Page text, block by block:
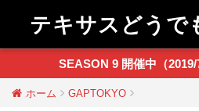
テキサスどうで
SEASON 9 開催中（2019/
ホーム GAPTOKYO